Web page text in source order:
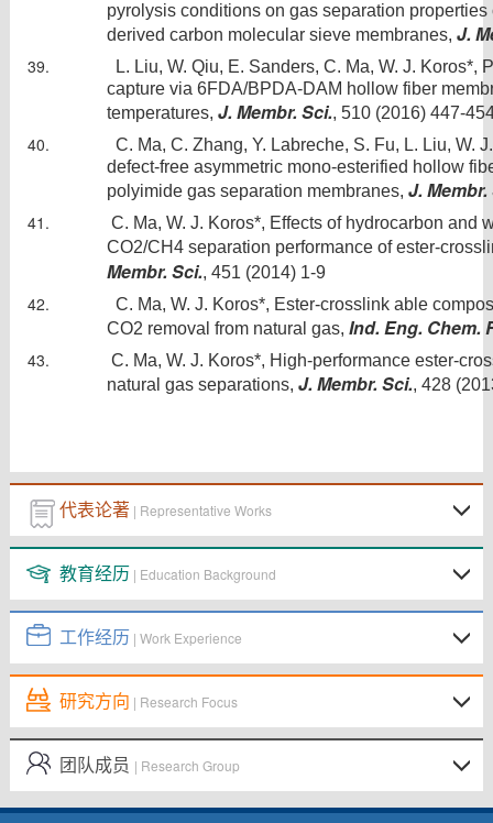
pyrolysis conditions on gas separation
derived carbon molecular sieve membranes, J.
L. Liu, W. Qiu, E. Sanders, C. Ma, W. J. Koros*,
capture via 6FDA/BPDA-DAM hollow fiber
temperatures, J. Membr. Sci., 510 (2016) 447-
C. Ma, C. Zhang, Y. Labreche, S. Fu, L. Liu, W.
defect-free asymmetric mono-esterified hollow
polyimide gas separation membranes, J. Membr.
C. Ma, W. J. Koros*, Effects of hydrocarbon and
CO2/CH4 separation performance of ester-
Membr. Sci., 451 (2014) 1-9
C. Ma, W. J. Koros*, Ester-crosslink able
CO2 removal from natural gas, Ind. Eng. Chem.
C. Ma, W. J. Koros*, High-performance ester-
natural gas separations, J. Membr. Sci., 428
代表论著| Representative Works
教育经历 | Education Background
工作经历 | Work Experience
研究方向 | Research Focus
团队成员 | Research Group